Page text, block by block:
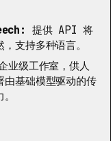
提供 API 将
支持多种语言。
业级工作室，供人
由基础模型驱动的传